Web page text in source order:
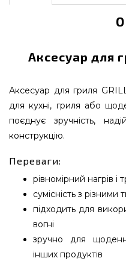
Аксесуар для
Аксесуар для гриля
для кухні, гриля або
поєднує зручність,
конструкцію.
Переваги:
рівномірний нагрів
сумісність з різними
підходить для
вогні
зручно для
інших продуктів